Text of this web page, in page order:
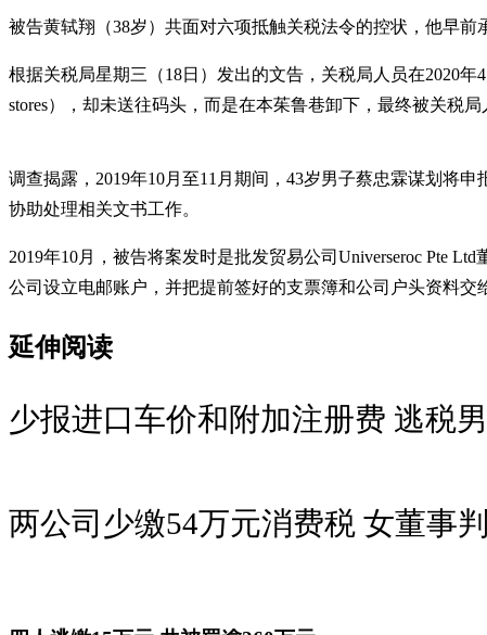
被告黄轼翔（38岁）共面对六项抵触关税法令的控状，他早前
根据关税局星期三（18日）发出的文告，关税局人员在2020
stores），却未送往码头，而是在本茱鲁巷卸下，最终被关税局
调查揭露，2019年10月至11月期间，43岁男子蔡忠霖谋划将
协助处理相关文书工作。
2019年10月，被告将案发时是批发贸易公司Universeroc Pte
公司设立电邮账户，并把提前签好的支票簿和公司户头资料交
延伸阅读
少报进口车价和附加注册费 逃税
两公司少缴54万元消费税 女董事